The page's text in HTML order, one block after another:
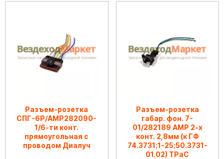
Разъем-розетка
СПГ-6Р/АМР282090-
1/6-ти конт.
прямоугольная с
проводом Диалуч
Разъем-розетка
габар. фон. 7-
01/282189 АМР 2-х
конт. 2,8мм (к ГФ
74.3731;1-25;50.3731-
01.02) ТРаС